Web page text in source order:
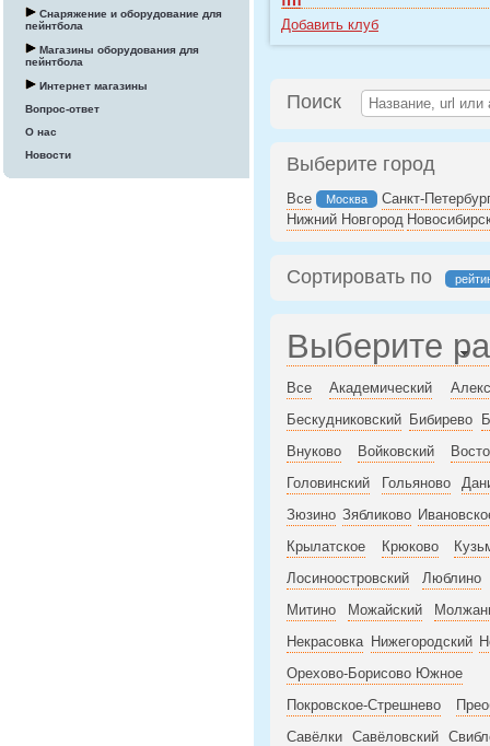
Снаряжение и оборудование для
пейнтбола
Магазины оборудования для
пейнтбола
Интернет магазины
Вопрос-ответ
О нас
Новости
Добавить клуб
Поиск
Выберите город
Все Москва
Санкт-
Нижний Новгород
Сортировать по
Выберите
Все Академический
Бескудниковский Бибирево
Внуково
Войковский
Головинский
Гольяново
Зюзино Зябликово
Крылатское
Крюково
Лосиноостровский
Люблино
Митино
Можайский
Некрасовка Нижегородский
Орехово-Борисово Южное
Покровское-Стрешнево
Савёлки Савёловский